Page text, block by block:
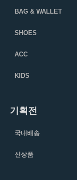
BAG & WALLET
SHOES
ACC
KIDS
기획전
국내배송
신상품